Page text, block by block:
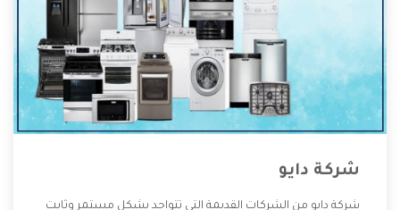
شركة دايو
شركة دايو من الشركات القديمة التى تتواجد بشكل مستمر وثابت